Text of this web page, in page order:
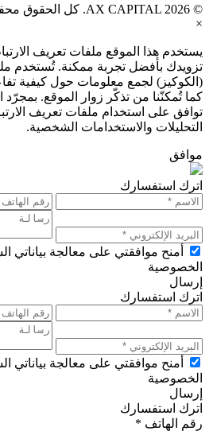
© AX CAPITAL 2026. كل الحقوق محفوظة.
×
يستخدم هذا الموقع ملفات تعريف
تزويدك بأفضل تجربة ممكنة. تُستخدم
(الكوكيز) لجمع معلومات حول كيفية
كما تُمكنّنا من تذكّر زوار الموقع. بمجرّد
توافق على استخدام ملفات تعريف
التحليلات والاستخدامات الشخصية.
موافق
اترك استفسارك
أمنح موافقتي على معالجة بياناتي
الخصوصية
إرسال
اترك استفسارك
أمنح موافقتي على معالجة بياناتي
الخصوصية
إرسال
اترك استفسارك
رقم الهاتف *